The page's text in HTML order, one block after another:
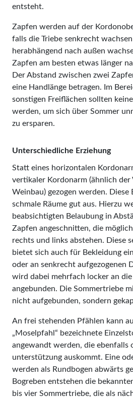
entsteht.
Zapfen werden auf der
falls die Triebe senkrecht
herabhängend nach außen
Zapfen am besten etwas länger
Der Abstand zwischen zwei
eine Handlänge betragen. Im
sonstigen Freiflächen sollten
werden, um sich über Sommer
zu ersparen.
Unterschiedliche Erziehung
Statt eines horizontalen
vertikaler Kordonarm (ähnlich der
Weinbau) gezogen werden.
schmale Räume gut aus. Hierzu
beabsichtig­ten Belaubung in
Zapfen angeschnitten, die
rechts und links abstehen. Diese
bietet sich auch für Bekleidung
oder an senkrecht aufgezogenen
wird dabei mehrfach locker an
angebunden. Die Sommertriebe
nicht aufgebunden, sondern
An frei stehenden Pfählen kann
„Moselpfahl“ bezeichnete
angewandt werden, die
unterstützung auskommt. Eine
werden als Rundbogen abwärts
Bogreben entstehen die
bis vier Sommertriebe, die als